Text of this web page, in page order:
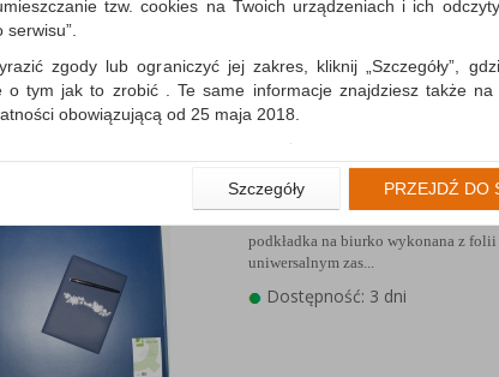
wizualnych i użytko...
Podkładka na biurko Q-
CONNECT, 63x50cm,
podkładka na biurko wykonana z folii
uniwersalnym zas...
Dostępność: 3 dni
tzw. cookies na Twoich urządzeniach i ich
zgody lub ograniczyć jej zakres, kliknij „Szczegóły”,
o tym jak to zrobić . Te same informacje znajdziesz także
obowiązującą od 25 maja 2018.
zalogowanych, aby umożliwić prawidłową
z tym prawidłowe działanie naszej strony www, a w
zamówienia na Państwa email lub wyświetlenie Państwu
czy cenach indywidualnych, ważna jest Państwa
zakładania konta.
jest dobrowolna i można ją w dowolnym momencie wycofać.
(rozwiń)
(rozwiń)
Szczegóły PRZEJDŹ DO